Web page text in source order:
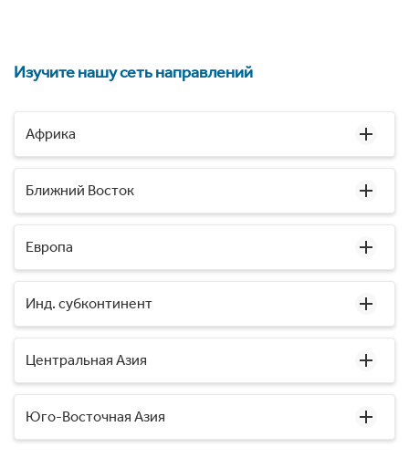
Изучите нашу сеть направлений
Африка
Ближний Восток
Европа
Инд. субконтинент
Центральная Азия
Юго-Восточная Азия